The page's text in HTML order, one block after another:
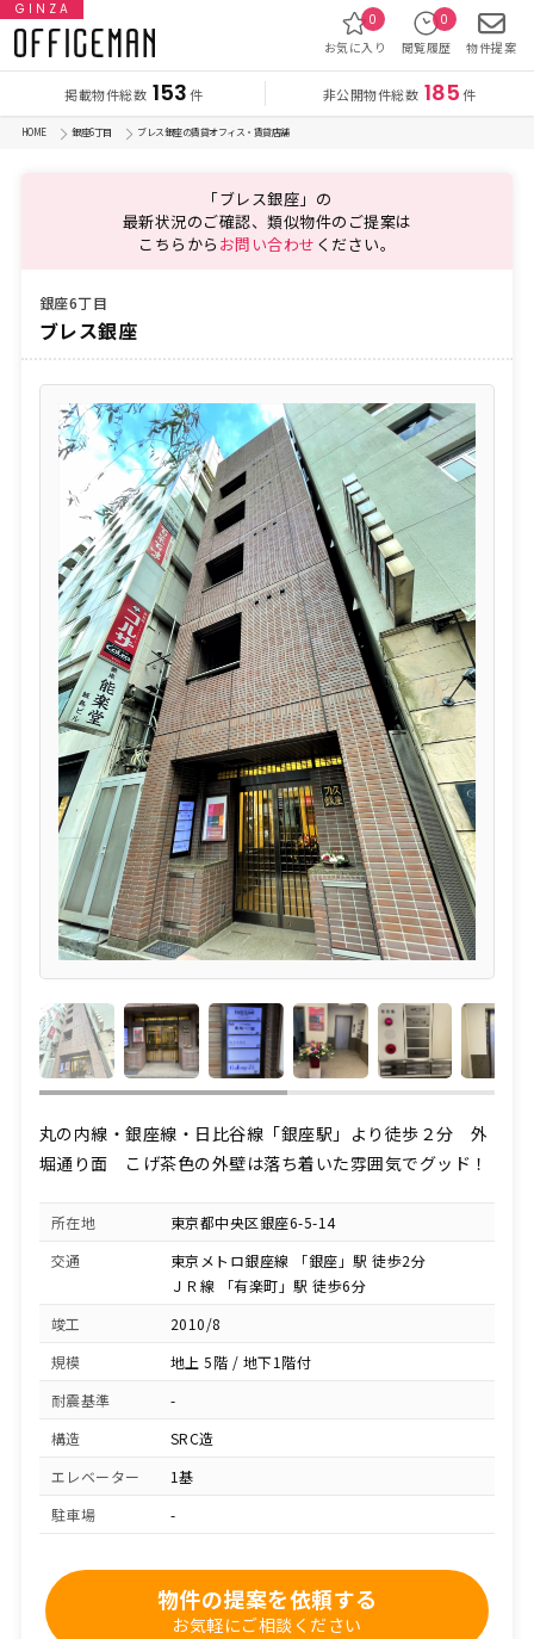
GINZA
掲載物件総数 153件 非公開物件総数 185件
お気に入り
0
閲覧履歴
0
物件提案
HOME 銀座6丁目 ブレス銀座の賃貸オフィス・賃貸店舗
「ブレス銀座」の
最新状況のご確認、類似物件のご提案は
こちらから お問い合わせ ください。
銀座6丁目
ブレス銀座
丸の内線・銀座線・日比谷線「銀座駅」より徒歩２分 外
堀通り面 こげ茶色の外壁は落ち着いた雰囲気でグッド！
所在地
東京都中央区銀座6-5-14
交通
東京メトロ銀座線 「銀座」駅 徒歩2分
ＪＲ線 「有楽町」駅 徒歩6分
竣工
2010/8
規模
地上 5階 / 地下1階付
耐震基準
-
構造
SRC造
エレベーター
1基
駐車場
-
物件の提案を依頼する
お気軽にご相談ください